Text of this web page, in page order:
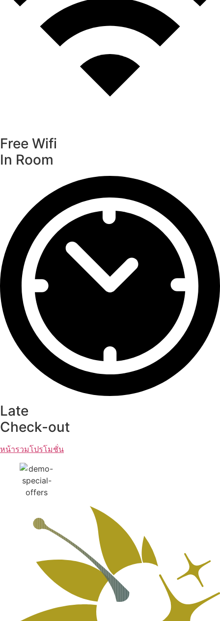
Free Wifi
In Room
Late
Check-out
หน้ารวมโปรโมชั่น